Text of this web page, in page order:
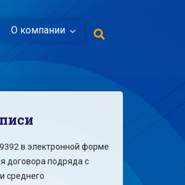
О компании
в электронной форме
договора подряда с
среднего